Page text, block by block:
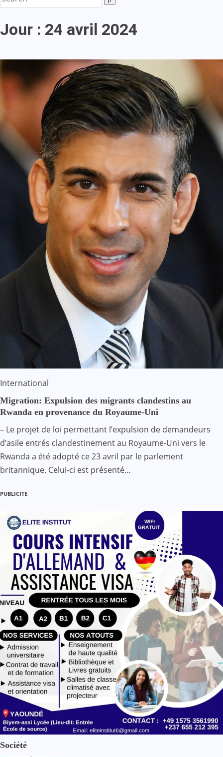
Jour : 24 avril 2024
International
Migration: Expulsion des migrants clandestins au
Rwanda en provenance du Royaume-Uni
– Le projet de loi permettant l’expulsion de demandeurs
d’asile entrés clandestinement au Royaume-Uni vers le
Rwanda a été adopté ce 23 avril par le parlement
britannique. Celui-ci est présenté…
PUBLICITE
Société